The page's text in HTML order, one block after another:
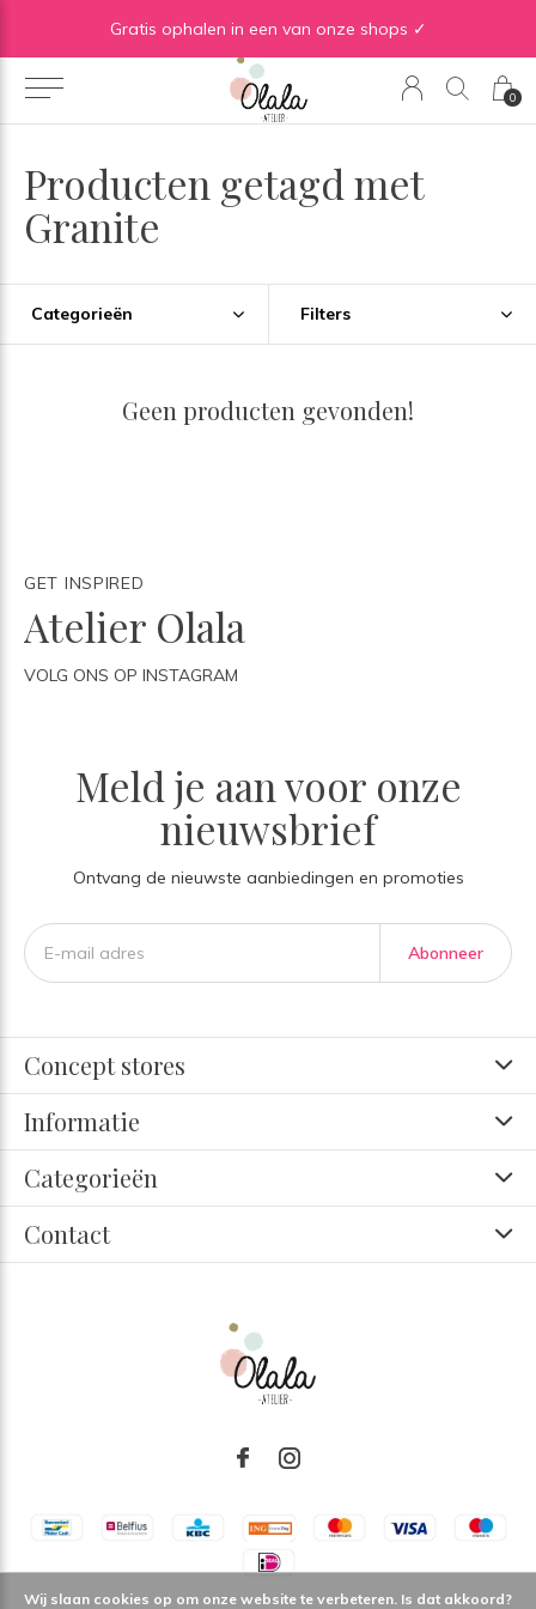
0
Gratis ophalen in een van onze shops ✓
Producten getagd met
Granite
Categorieën Filters
Geen producten gevonden!
GET INSPIRED
Atelier Olala
VOLG ONS OP INSTAGRAM
Meld je aan voor onze
nieuwsbrief
Ontvang de nieuwste aanbiedingen en promoties
Abonneer
Concept stores
Informatie
Categorieën
Contact
Wij slaan cookies op om onze website te verbeteren. Is dat akkoord?